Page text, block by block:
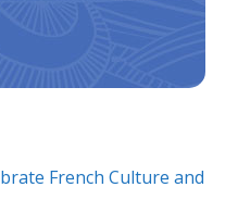
French Culture and